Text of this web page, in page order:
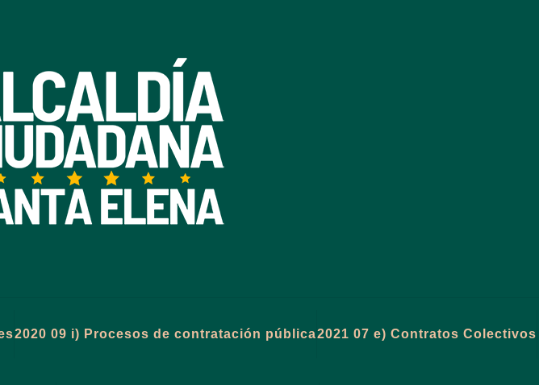
2020 09 i) Procesos de contratación pública2021 07 e) Contratos Colectivos